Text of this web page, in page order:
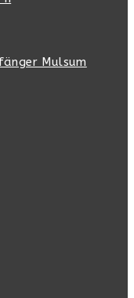
Mulsum